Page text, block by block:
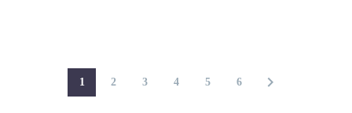
1 2 3 4 5 6